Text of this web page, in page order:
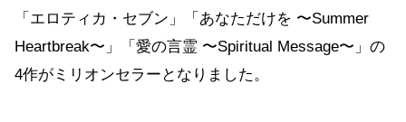
「エロティカ・セブン」「あなただけを 〜Summer
Heartbreak〜」「愛の言霊 〜Spiritual Message〜」の
4作がミリオンセラーとなりました。